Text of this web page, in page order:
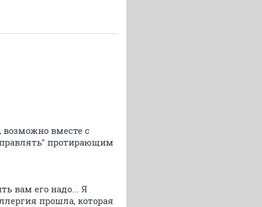
возможно вместе с
протирающим
вам его надо... Я
прошла, которая